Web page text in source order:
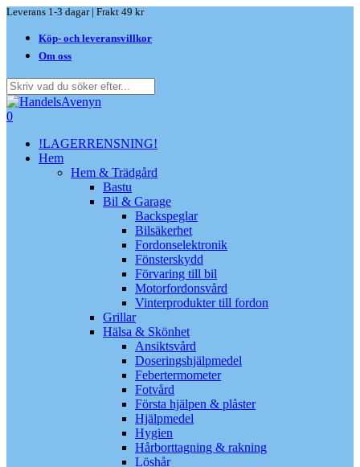
Skip
main
content
Leverans 1-3 dagar | Frakt 49 kr
Köp- och leveransvillkor
Om oss
Close
Search
search
0
!LAGERRENSNING!
Hem
Hem & Trädgård
Bastu
Bil & Garage
Backspeglar
Bilsäkerhet
Fordonselektronik
Fönsterskydd
Förvaring till bil
Motorfordonsvård
Vinterprodukter till fordon
Grillar
Hälsa & Skönhet
Ansiktsvård
Doseringshjälpmedel
Febertermometer
Fotvård
Första hjälpen & plåster
Hjälpmedel
Hygien
Hårborttagning & rakning
Löshår